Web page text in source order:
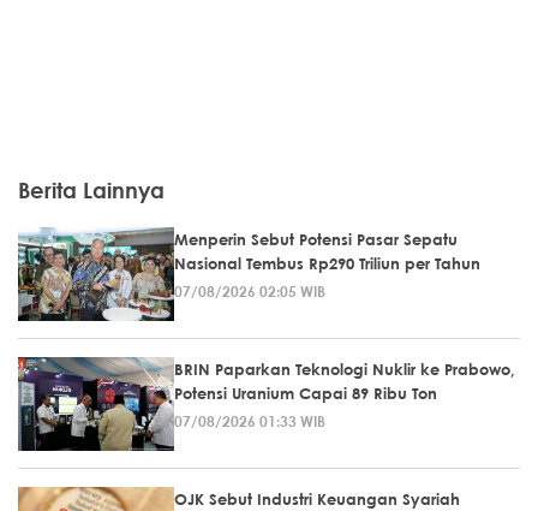
Berita Lainnya
Menperin Sebut Potensi Pasar Sepatu
Nasional Tembus Rp290 Triliun per Tahun
07/08/2026 02:05 WIB
BRIN Paparkan Teknologi Nuklir ke Prabowo,
Potensi Uranium Capai 89 Ribu Ton
07/08/2026 01:33 WIB
OJK Sebut Industri Keuangan Syariah